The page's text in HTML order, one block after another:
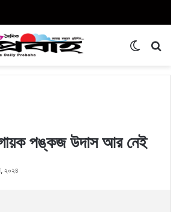
পঙ্কজ উদাস আর নেই
২০২৪